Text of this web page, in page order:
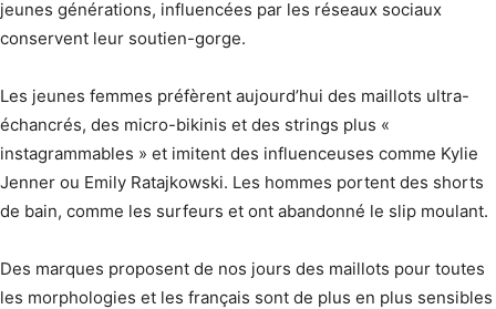
jeunes générations, influencées par les réseaux sociaux
conservent leur soutien-gorge.
Les jeunes femmes préfèrent aujourd’hui des maillots ultra-
échancrés, des micro-bikinis et des strings plus «
instagrammables » et imitent des influenceuses comme Kylie
Jenner ou Emily Ratajkowski. Les hommes portent des shorts
de bain, comme les surfeurs et ont abandonné le slip moulant.
Des marques proposent de nos jours des maillots pour toutes
les morphologies et les français sont de plus en plus sensibles